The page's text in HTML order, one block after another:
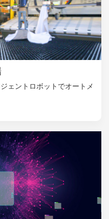
ェントロボットでオートメ